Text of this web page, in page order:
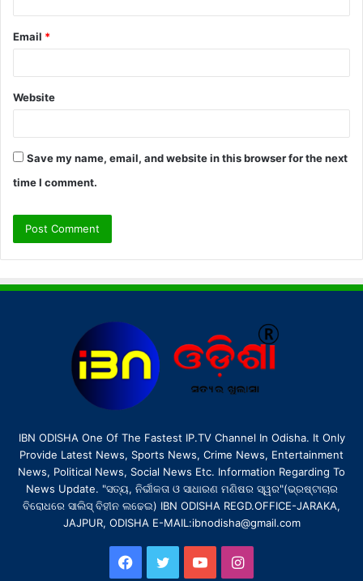
Email *
Website
Save my name, email, and website in this browser for the next
time I comment.
IBN ODISHA One Of The Fastest IP.TV Channel In Odisha. It Only
Provide Latest News, Sports News, Crime News, Entertainment
News, Political News, Social News Etc. Information Regarding To
News Update. "ସତ୍ୟ, ନିର୍ଭୀକତା ଓ ସାଧାରଣ ମଣିଷର ସ୍ୱର"(ଭ୍ରଷ୍ଟାଚାର
ବିରୋଧରେ ସାଲିସ୍ ବିହୀନ ଲଢେଇ) IBN ODISHA REGD.OFFICE-JARAKA,
JAJPUR, ODISHA E-MAIL:ibnodisha@gmail.com
Facebook
TwitterYouTubeInstagram